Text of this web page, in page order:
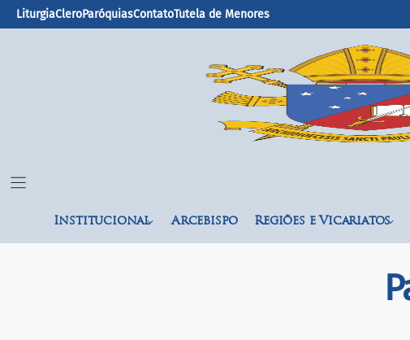
LiturgiaCleroParóquiasContatoTutela de Menores
Institucional Arcebispo Regiões e Vicariatos